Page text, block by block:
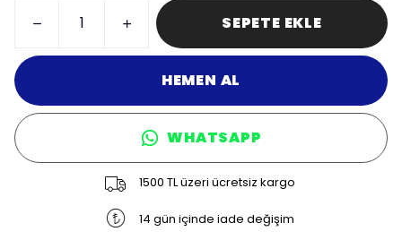
SEPETE EKLE
HEMEN AL
WHATSAPP
1500 TL üzeri ücretsiz kargo
14 gün içinde iade değişim